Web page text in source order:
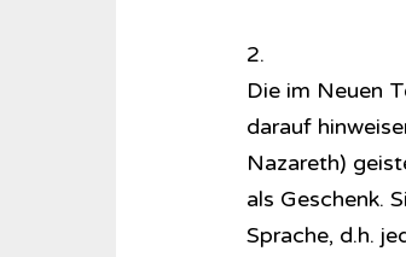
2.
Die im Neuen
darauf
Nazareth)
als Geschenk.
Sprache, d.h.